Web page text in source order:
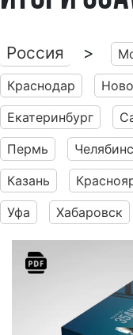
Россия >
Краснодар
Екатеринбург
Пермь
Казань
Уфа
Хабаровск